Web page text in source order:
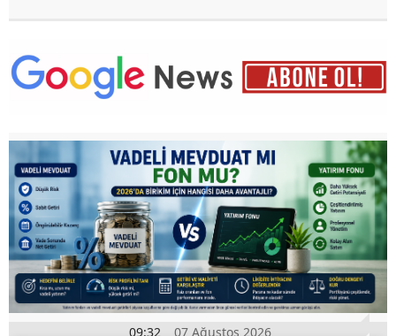
09:32 07 Ağustos 2026